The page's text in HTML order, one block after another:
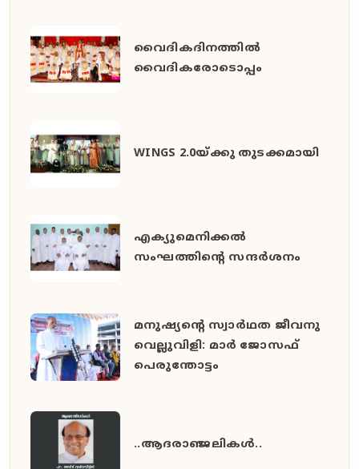
വൈദികദിനത്തിൽ
വൈദികരോടൊപ്പം
WINGS 2.0യ്ക്കു തുടക്കമായി
എക്യുമെനിക്കൽ
സംഘത്തിന്റെ സന്ദർശനം
മനുഷ്യൻ്റെ സ്വാർഥത ജീവനു
വെല്ലുവിളി: മാർ ജോസഫ്
പെരുന്തോട്ടം
..ആദരാഞ്ജലികൾ..